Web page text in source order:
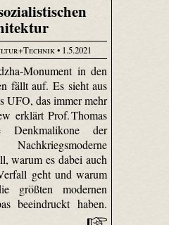
• 1.5.2021
Monument in den
fällt auf. Es sieht aus
UFO, das immer mehr
erklärt Prof. Thomas
der
warum es dabei auch
geht und warum
größten modernen
beeindruckt haben.